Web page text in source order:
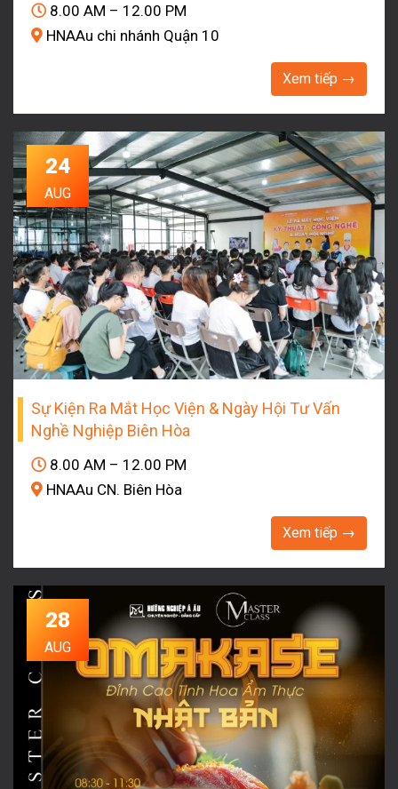
8.00 AM – 12.00 PM
HNAAu chi nhánh Quận 10
Xem tiếp →
24
AUG
Sự Kiện Ra Mắt Học Viện & Ngày Hội Tư Vấn
Nghề Nghiệp Biên Hòa
8.00 AM – 12.00 PM
HNAAu CN. Biên Hòa
Xem tiếp →
28
AUG